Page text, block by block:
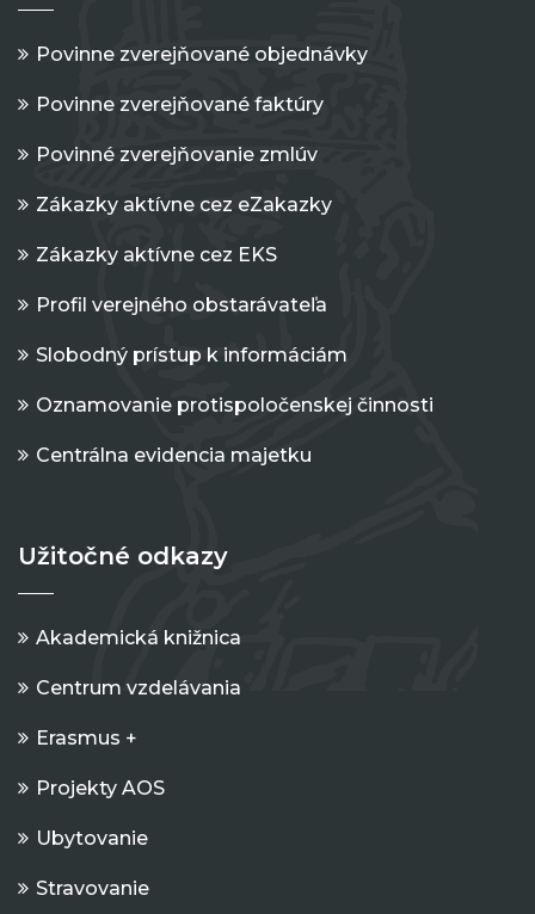
Povinne zverejňované objednávky
Povinne zverejňované faktúry
Povinné zverejňovanie zmlúv
Zákazky aktívne cez eZakazky
Zákazky aktívne cez EKS
Profil verejného obstarávateľa
Slobodný prístup k informáciám
Oznamovanie protispoločenskej činnosti
Centrálna evidencia majetku
Užitočné odkazy
Akademická knižnica
Centrum vzdelávania
Erasmus +
Projekty AOS
Ubytovanie
Stravovanie